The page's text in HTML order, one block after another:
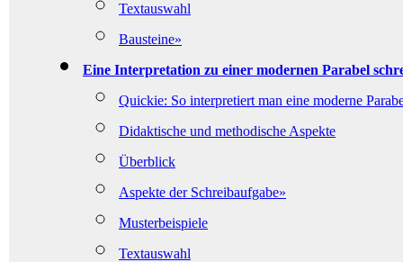
Textauswahl
Bausteine»
Eine Interpretation zu einer modernen Parabel
Quickie: So interpretiert man eine moderne
Didaktische und methodische Aspekte
Überblick
Aspekte der Schreibaufgabe»
Musterbeispiele
Textauswahl